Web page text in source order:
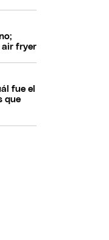
air fryer
fue el
que